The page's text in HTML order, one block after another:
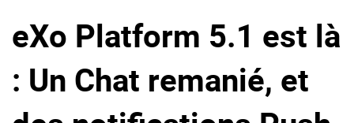
Migrer vers eXo Platform
Produit
La Plateforme
eXo Platform 5.1 est là
: Un Chat remanié, et